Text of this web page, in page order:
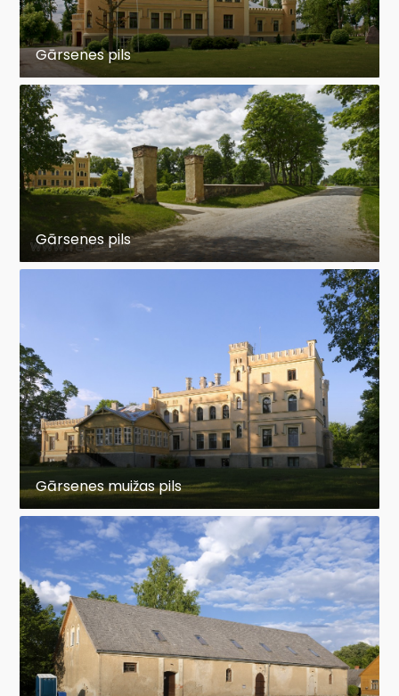
Gārsenes pils
Gārsenes pils
Gārsenes muižas pils